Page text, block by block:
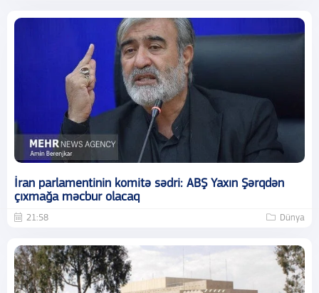
İran parlamentinin komitə sədri: ABŞ Yaxın Şərqdən
çıxmağa məcbur olacaq
21:58 Dünya